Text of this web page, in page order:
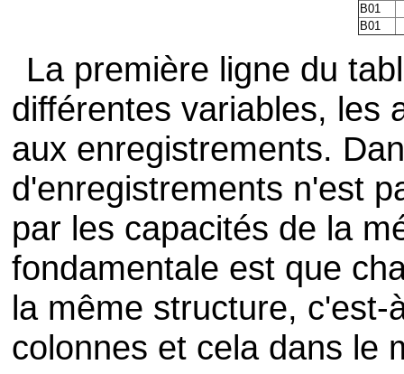
B01
B01
La première ligne du
différentes variables, les
aux enregistrements.
d'enregistrements n'est
par les capacités de la
fondamentale est que
la même structure,
colonnes et cela dans le